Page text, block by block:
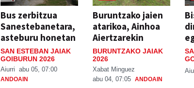
Bus zerbitzua
Sanestebanetara,
asteburu honetan
SAN ESTEBAN JAIAK
GOIBURUN 2026
Aiurri abu 05, 07:00
ANDOAIN
Buruntzako jaien
atarikoa, Ainhoa
Aiertzarekin
BURUNTZAKO JAIAK
2026
Xabat Minguez
abu 04, 07:05 ANDOAIN